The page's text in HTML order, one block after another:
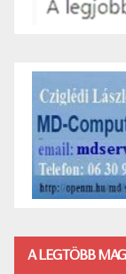
A LEGTÖBB